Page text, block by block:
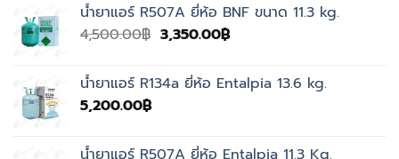
น้ำยาแอร์ R507A ยี่ห้อ BNF ขนาด 11.3 kg.
4,500.00฿ Original
4,500.00฿.
3,350.00฿Current
3,350.00฿.
น้ำยาแอร์ R134a ยี่ห้อ Entalpia 13.6 kg.
5,200.00฿
น้ำยาแอร์ R507A ยี่ห้อ Entalpia 11.3 Kg.